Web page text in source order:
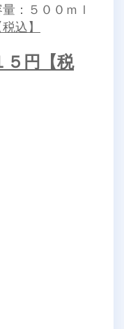
：５００ｍｌ
込】
５円【税